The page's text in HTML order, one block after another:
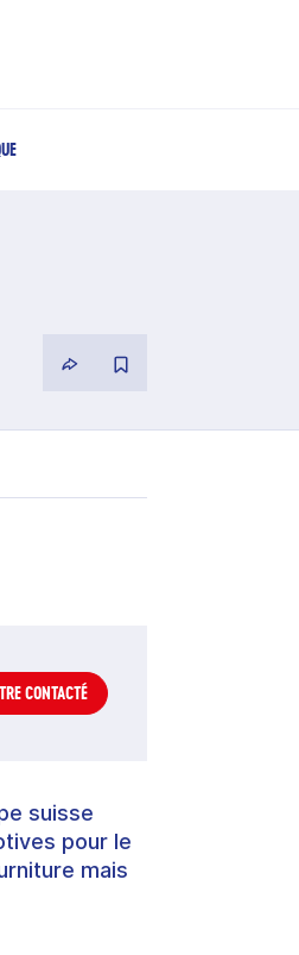
CONTACTÉ
suisse
pour le
mais